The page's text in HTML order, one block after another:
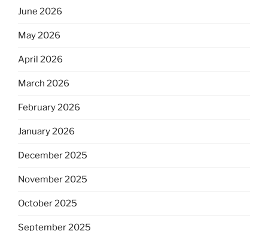
June 2026
May 2026
April 2026
March 2026
February 2026
January 2026
December 2025
November 2025
October 2025
September 2025